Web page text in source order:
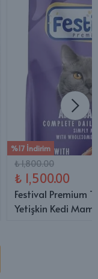
%17 İndirim
₺ 1,800.00
₺ 1,500.00
Festival Premium
Yetişkin Kedi